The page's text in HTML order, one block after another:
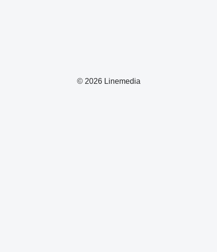
© 2026 Linemedia